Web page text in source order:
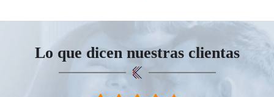
Lo que dicen nuestras clientas